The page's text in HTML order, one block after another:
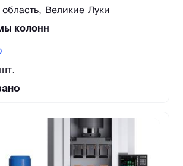
область, Великие Луки
колонн